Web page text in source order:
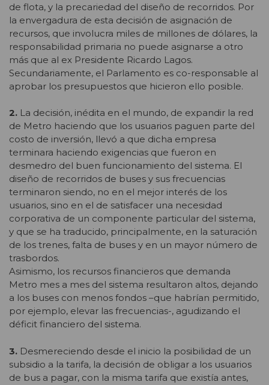
de flota, y la precariedad del diseño de recorridos. Por
la envergadura de esta decisión de asignación de
recursos, que involucra miles de millones de dólares, la
responsabilidad primaria no puede asignarse a otro
más que al ex Presidente Ricardo Lagos.
Secundariamente, el Parlamento es co-responsable al
aprobar los presupuestos que hicieron ello posible.
2. La decisión, inédita en el mundo, de expandir la red
de Metro haciendo que los usuarios paguen parte del
costo de inversión, llevó a que dicha empresa
terminara haciendo exigencias que fueron en
desmedro del buen funcionamiento del sistema. El
diseño de recorridos de buses y sus frecuencias
terminaron siendo, no en el mejor interés de los
usuarios, sino en el de satisfacer una necesidad
corporativa de un componente particular del sistema,
y que se ha traducido, principalmente, en la saturación
de los trenes, falta de buses y en un mayor número de
trasbordos.
Asimismo, los recursos financieros que demanda
Metro mes a mes del sistema resultaron altos, dejando
a los buses con menos fondos –que habrían permitido,
por ejemplo, elevar las frecuencias-, agudizando el
déficit financiero del sistema.
3. Desmereciendo desde el inicio la posibilidad de un
subsidio a la tarifa, la decisión de obligar a los usuarios
de bus a pagar, con la misma tarifa que existía antes,